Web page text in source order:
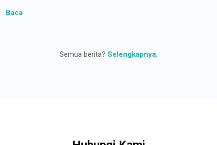
Baca
Semua berita? Selengkapnya.